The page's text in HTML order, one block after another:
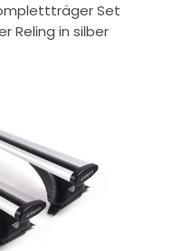
Set
Reling in silber